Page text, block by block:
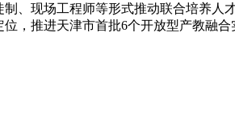
、现场工程师等形式推动联合培养人
，推进天津市首批6个开放型产教融